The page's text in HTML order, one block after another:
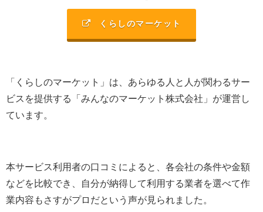
くらしのマーケット
「くらしのマーケット」は、あらゆる人と人が関わるサー
ビスを提供する「みんなのマーケット株式会社」が運営し
ています。
本サービス利用者の口コミによると、各会社の条件や金額
などを比較でき、自分が納得して利用する業者を選べて作
業内容もさすがプロだという声が見られました。